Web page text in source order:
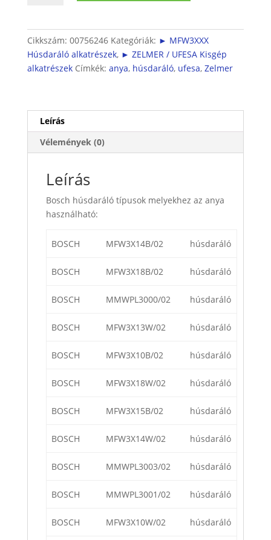
mennyiség
Cikkszám: 00756246 Kategóriák: ► MFW3XXX
Húsdaráló alkatrészek, ► ZELMER / UFESA Kisgép
alkatrészek Címkék: anya, húsdaráló, ufesa, Zelmer
Leírás
Vélemények (0)
Leírás
Bosch húsdaráló típusok melyekhez az anya
használható:
BOSCH MFW3X14B/02 húsdaráló
BOSCH MFW3X18B/02 húsdaráló
BOSCH MMWPL3000/02 húsdaráló
BOSCH MFW3X13W/02 húsdaráló
BOSCH MFW3X10B/02 húsdaráló
BOSCH MFW3X18W/02 húsdaráló
BOSCH MFW3X15B/02 húsdaráló
BOSCH MFW3X14W/02 húsdaráló
BOSCH MMWPL3003/02 húsdaráló
BOSCH MMWPL3001/02 húsdaráló
BOSCH MFW3X10W/02 húsdaráló